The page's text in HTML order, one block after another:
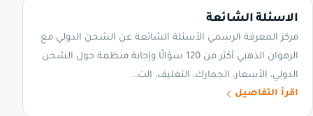
الاسئلة الشائعة
مركز المعرفة الرسمي الأسئلة الشائعة عن الشحن الدولي مع
الرهوان الذهبي أكثر من 120 سؤالًا وإجابة منظمة حول الشحن
الدولي، الأسعار، الجمارك، التغليف، الت…
اقرأ التفاصيل